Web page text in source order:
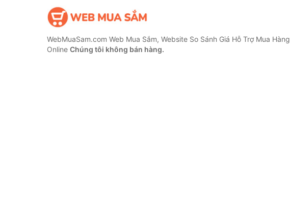
WebMuaSam.com Web Mua Sắm, Website So Sánh Giá Hỗ Trợ Mua Hàng
Online Chúng tôi không bán hàng.